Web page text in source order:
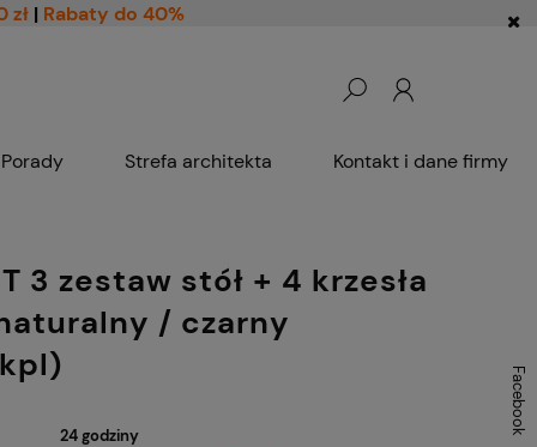
zł | Rabaty do 40%
Porady Strefa architekta Kontakt i dane firmy
3 zestaw stół + 4 krzesła
/ czarny
24 godziny
Facebook